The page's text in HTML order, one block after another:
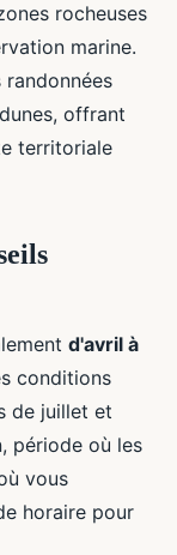
rocheuses
marine.
offrant
territoriale
d'avril à
conditions
de juillet et
période où les
vous
horaire pour